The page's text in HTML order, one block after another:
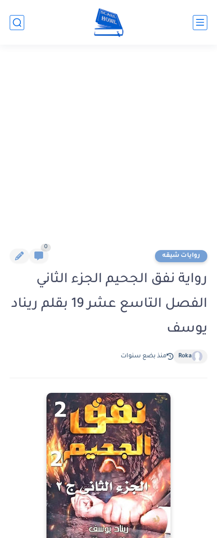
روايات شيقه
0
رواية نفق الجحيم الجزء الثاني
الفصل التاسع عشر 19 بقلم ريناد
يوسف
Roka منذ بضع سنوات